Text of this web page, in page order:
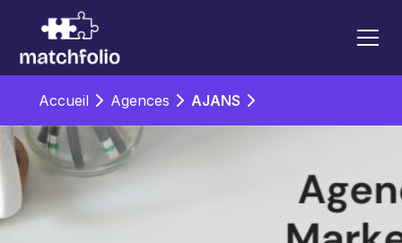
Accueil Agences AJANS